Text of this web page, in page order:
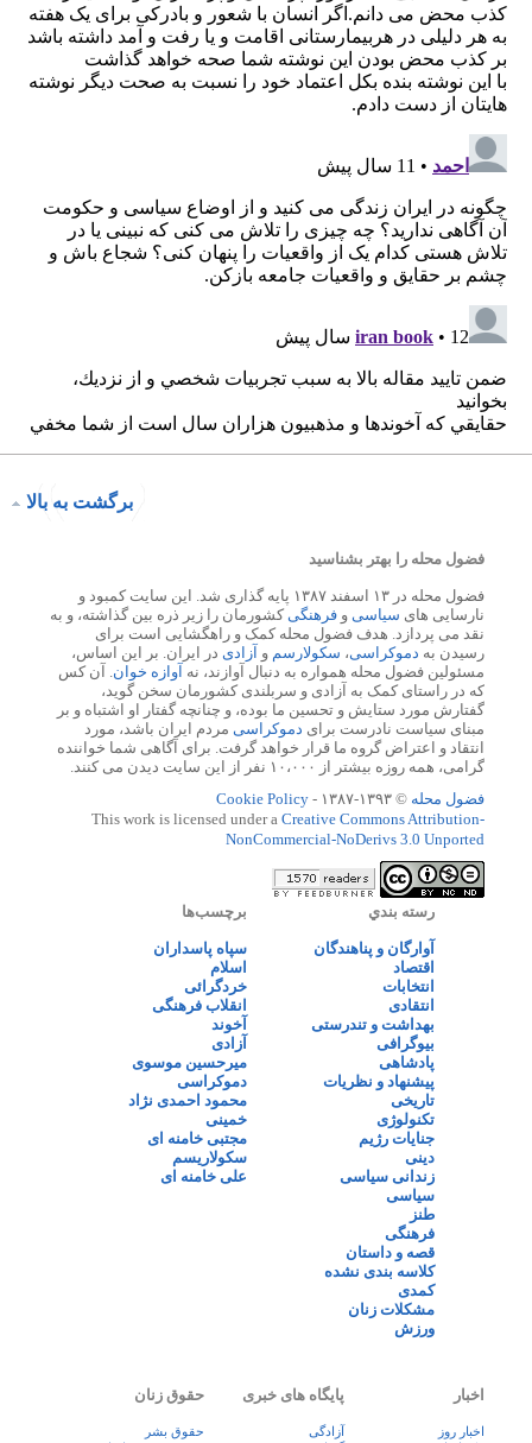
برگشت به بالا
فضول محله را بهتر بشناسید
فضول محله در ۱۳ اسفند ۱۳۸۷ پایه گذاری شد. این سایت کمبود و
نارسایی های سیاسی و فرهنگی کشورمان را زیر ذره بین گذاشته، و به
نقد می پردازد. هدف فضول محله کمک و راهگشایی است برای
رسیدن به دموکراسی، سکولارسم و آزادی در ایران. بر این اساس،
مسئولین فضول محله همواره به دنبال آوازند، نه آوازه خوان . آن کس
که در راستای کمک به آزادی و سربلندی کشورمان سخن گوید،
گفتارش مورد ستایش و تحسین ما بوده، و چنانچه گفتار او اشتباه و بر
مبنای سیاست نادرست برای دموکراسی مردم ایران باشد، مورد
انتقاد و اعتراض گروه ما قرار خواهد گرفت. برای آگاهی شما خواننده
گرامی، همه روزه بیشتر از ۱۰،۰۰۰ نفر از این سایت دیدن می کنند.
فضول محله © ۱۳۹۳-۱۳۸۷ -
Cookie Policy
This work is licensed under a Creative Commons Attribution-
NonCommercial-NoDerivs 3.0 Unported
رسته بندي
آوارگان و پناهندگان
اقتصاد
انتخابات
انتقادی
بهداشت و تندرستی
بیوگرافی
پادشاهی
پیشنهاد و نظریات
تاریخی
تکنولوژی
جنایات رژیم
دینی
زندانی سیاسی
سیاسی
طنز
فرهنگی
قصه و داستان
کلاسه بندی نشده
کمدی
مشکلات زنان
ورزش
برچسب‌ها
سپاه پاسداران
اسلام
خردگرائی
انقلاب فرهنگی
آخوند
آزادی
میرحسین موسوی
دموکراسی
محمود احمدی نژاد
خمینی
مجتبی خامنه ای
سکولاریسم
علی خامنه ای
اخبار
اخبار روز
پایگاه های خبری
آزادگی
حقوق زنان
حقوق بشر